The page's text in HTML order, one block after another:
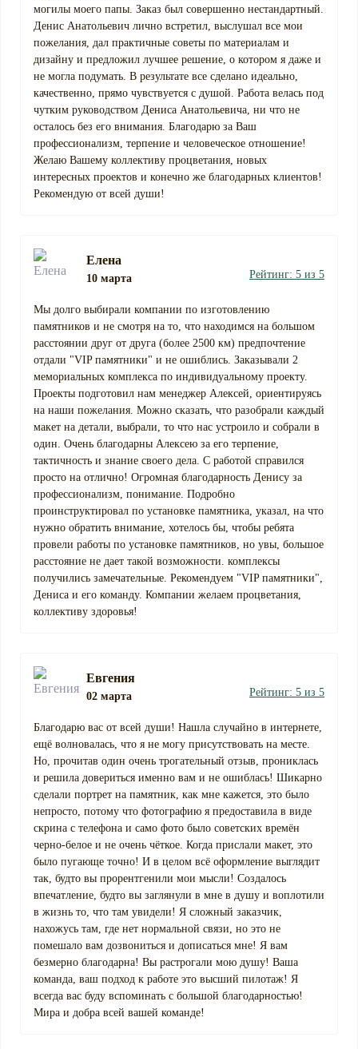
могилы моего папы. Заказ был совершенно нестандартный.
Денис Анатольевич лично встретил, выслушал все мои
пожелания, дал практичные советы по материалам и
дизайну и предложил лучшее решение, о котором я даже и
не могла подумать. В результате все сделано идеально,
качественно, прямо чувствуется с душой. Работа велась под
чутким руководством Дениса Анатольевича, ни что не
осталось без его внимания. Благодарю за Ваш
профессионализм, терпение и человеческое отношение!
Желаю Вашему коллективу процветания, новых
интересных проектов и конечно же благодарных клиентов!
Рекомендую от всей души!
Елена
10 марта Рейтинг: 5 из 5
Мы долго выбирали компании по изготовлению
памятников и не смотря на то, что находимся на большом
расстоянии друг от друга (более 2500 км) предпочтение
отдали "VIP памятники" и не ошиблись. Заказывали 2
мемориальных комплекса по индивидуальному проекту.
Проекты подготовил нам менеджер Алексей, ориентируясь
на наши пожелания. Можно сказать, что разобрали каждый
макет на детали, выбрали, то что нас устроило и собрали в
один. Очень благодарны Алексею за его терпение,
тактичность и знание своего дела. С работой справился
просто на отлично! Огромная благодарность Денису за
профессионализм, понимание. Подробно
проинструктировал по установке памятника, указал, на что
нужно обратить внимание, хотелось бы, чтобы ребята
провели работы по установке памятников, но увы, большое
расстояние не дает такой возможности. комплексы
получились замечательные. Рекомендуем "VIP памятники",
Дениса и его команду. Компании желаем процветания,
коллективу здоровья!
Евгения
02 марта Рейтинг: 5 из 5
Благодарю вас от всей души! Нашла случайно в интернете,
ещё волновалась, что я не могу присутствовать на месте.
Но, прочитав один очень трогательный отзыв, прониклась
и решила довериться именно вам и не ошиблась! Шикарно
сделали портрет на памятник, как мне кажется, это было
непросто, потому что фотографию я предоставила в виде
скрина с телефона и само фото было советских времён
черно-белое и не очень чёткое. Когда прислали макет, это
было пугающе точно! И в целом всё оформление выглядит
так, будто вы прорентгенили мои мысли! Создалось
впечатление, будто вы заглянули в мне в душу и воплотили
в жизнь то, что там увидели! Я сложный заказчик,
нахожусь там, где нет нормальной связи, но это не
помешало вам дозвониться и дописаться мне! Я вам
безмерно благодарна! Вы растрогали мою душу! Ваша
команда, ваш подход к работе это высший пилотаж! Я
всегда вас буду вспоминать с большой благодарностью!
Мира и добра всей вашей команде!